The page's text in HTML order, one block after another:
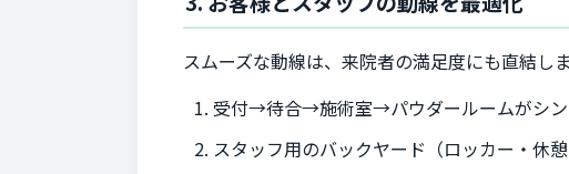
スムーズな動線は、来院者の満足度にも直結しま
受付→待合→施術室→パウダールームがシン
スタッフ用のバックヤード（ロッカー・休